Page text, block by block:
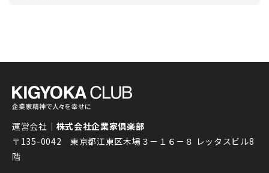
運営会社｜ 株式会社企業家倶楽部
〒135-0042 東京都江東区木場３－１６－８ レッタスビル8
階